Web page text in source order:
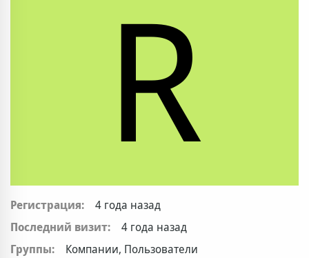
R
Регистрация:
4 года назад
Последний визит:
4 года назад
Группы:
Компании, Пользователи